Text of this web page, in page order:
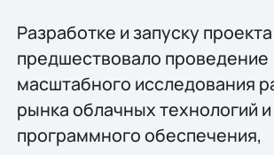
Разработке и запуску проекта
предшествовало проведение
масштабного исследования
рынка облачных технологий и
программного обеспечения,